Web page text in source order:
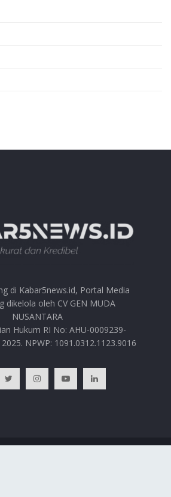
di Kabar5news.id, Portal Media
dikelola oleh CV GEN MUDA
NUSANTARA
Hukum RI No: AHU-0009239-
NPWP: 1091.0312.1123.9016